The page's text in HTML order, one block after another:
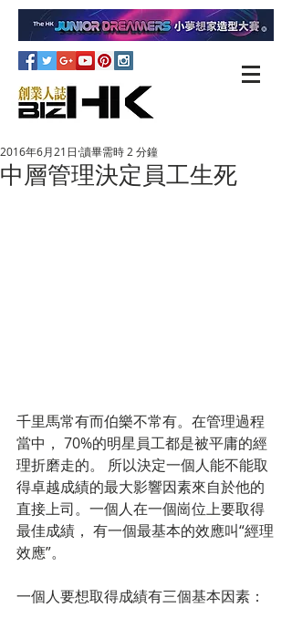
中層管理決定員工生死
2016年6月21日 讀畢需時 2 分鐘
千里馬常有而伯樂不常有。在管理過程
當中， 70%的明星員工都是被平庸的經
理折磨走的。 所以決定一個人能不能取
得卓越成績的最大影響因素來自於他的
直接上司。一個人在一個崗位上要取得
最佳成績， 有一個最基本的效應叫“經理
效應”。
一個人要想取得成績有三個基本因素：